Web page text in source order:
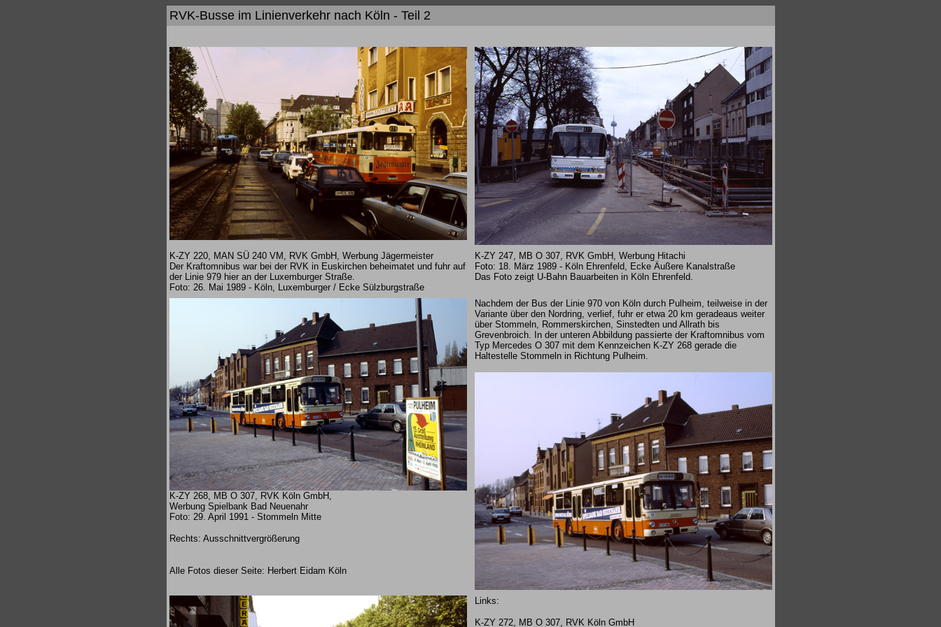
RVK-Busse im Linienverkehr nach Köln - Teil 2
K-ZY 220, MAN SÜ 240 VM, RVK GmbH, Werbung Jägermeister
Der Kraftomnibus war bei der RVK in Euskirchen beheimatet und fuhr auf
der Linie 979 hier an der Luxemburger Straße.
Foto: 26. Mai 1989 - Köln, Luxemburger / Ecke Sülzburgstraße
K-ZY 247, MB O 307, RVK GmbH, Werbung Hitachi
Foto: 18. März 1989 - Köln Ehrenfeld, Ecke Äußere Kanalstraße
Das Foto zeigt U-Bahn Bauarbeiten in Köln Ehrenfeld.
K-ZY 268, MB O 307, RVK Köln GmbH,
Werbung Spielbank Bad Neuenahr
Foto: 29. April 1991 - Stommeln Mitte
Rechts: Ausschnittvergrößerung
Alle Fotos dieser Seite: Herbert Eidam Köln
Nachdem der Bus der Linie 970 von Köln durch Pulheim, teilweise in der
Variante über den Nordring, verlief, fuhr er etwa 20 km geradeaus weiter
über Stommeln, Rommerskirchen, Sinstedten und Allrath bis
Grevenbroich. In der unteren Abbildung passierte der Kraftomnibus vom
Typ Mercedes O 307 mit dem Kennzeichen K-ZY 268 gerade die
Haltestelle Stommeln in Richtung Pulheim.
Links:
K-ZY 272, MB O 307, RVK Köln GmbH